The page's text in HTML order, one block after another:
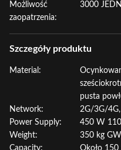
Możliwość
zaopatrzenia:
3000
Szczegóły produktu
Material:
pusta
Network:
2G/3G/
Power Supply:
450 W
Weight:
350 kg
Capacity:
Około